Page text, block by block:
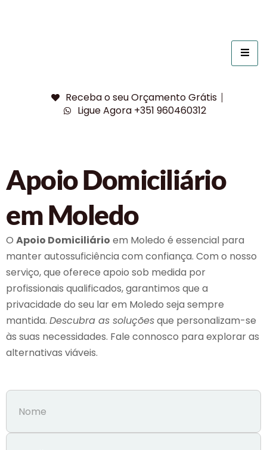
Receba o seu Orçamento Grátis
Ligue Agora +351 960460312
Apoio Domiciliário
em Moledo
O Apoio Domiciliário em Moledo é essencial para
manter autossuficiência com confiança. Com o nosso
serviço, que oferece apoio sob medida por
profissionais qualificados, garantimos que a
privacidade do seu lar em Moledo seja sempre
mantida. Descubra as soluçõesque personalizam-se
às suas necessidades. Fale connosco para explorar as
alternativas viáveis.